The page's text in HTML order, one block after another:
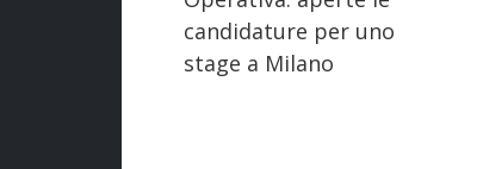
candidature per uno
stage a Milano